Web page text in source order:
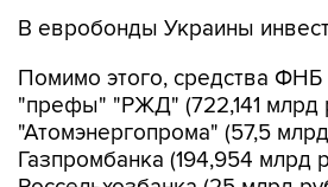
находятся в ГПБ 204,286
млрд рублей и Совкомбанке -
рублей.
В июле 2,324 млрд рублей